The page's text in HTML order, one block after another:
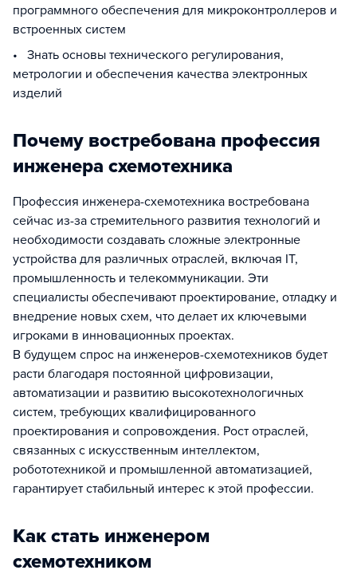
программного обеспечения для микроконтроллеров и
встроенных систем
• Знать основы технического регулирования,
метрологии и обеспечения качества электронных
изделий
Почему востребована профессия
инженера схемотехника
Профессия инженера-схемотехника востребована
сейчас из-за стремительного развития технологий и
необходимости создавать сложные электронные
устройства для различных отраслей, включая IT,
промышленность и телекоммуникации. Эти
специалисты обеспечивают проектирование, отладку и
внедрение новых схем, что делает их ключевыми
игроками в инновационных проектах.
В будущем спрос на инженеров-схемотехников будет
расти благодаря постоянной цифровизации,
автоматизации и развитию высокотехнологичных
систем, требующих квалифицированного
проектирования и сопровождения. Рост отраслей,
связанных с искусственным интеллектом,
робототехникой и промышленной автоматизацией,
гарантирует стабильный интерес к этой профессии.
Как стать инженером
схемотехником